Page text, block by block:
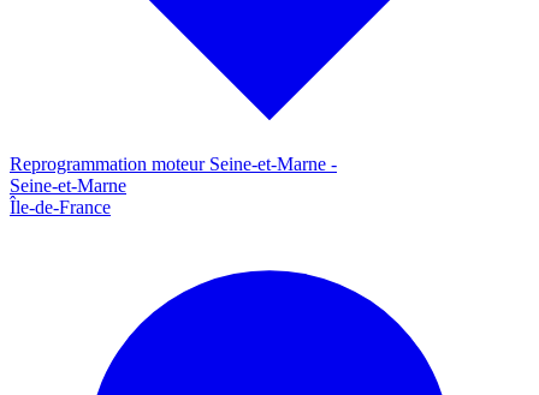
Reprogrammation moteur Seine-et-Marne -
Seine-et-Marne
Île-de-France